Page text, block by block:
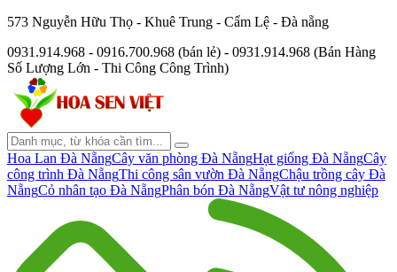
573 Nguyễn Hữu Thọ - Khuê Trung - Cẩm Lệ - Đà nẵng
0931.914.968 - 0916.700.968 (bán lẻ) - 0931.914.968 (Bán Hàng
Số Lượng Lớn - Thi Công Công Trình)
Hoa Lan Đà NẵngCây văn phòng Đà NẵngHạt giống Đà NẵngCây
công trình Đà NẵngThi công sân vườn Đà NẵngChậu trồng cây Đà
NẵngCỏ nhân tạo Đà NẵngPhân bón Đà NẵngVật tư nông nghiệp